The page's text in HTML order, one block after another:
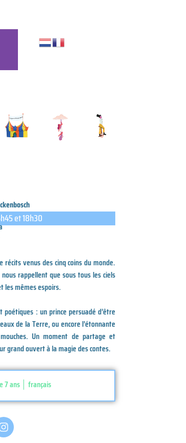
et 18h30
venus des cinq coins du monde.
rappellent que sous tous les ciels
les mêmes espoirs.
: un prince persuadé d’être
de la Terre, ou encore l’étonnante
Un moment de partage et
grand ouvert à la magie des contes.
7 ans │ français